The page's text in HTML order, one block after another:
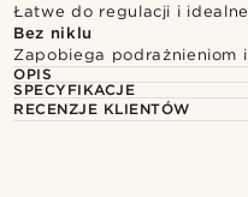
Łatwe do regulacji i
Bez niklu
Zapobiega podrażnieniom
OPIS
SPECYFIKACJE
RECENZJE KLIENTÓW